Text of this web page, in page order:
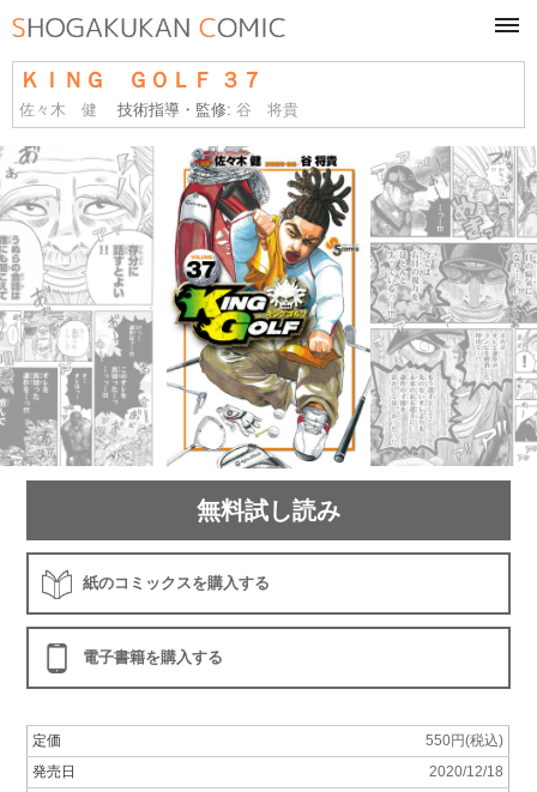
ＫＩＮＧ ＧＯＬＦ ３７
佐々木 健 技術指導・監修:谷 将貴
無料試し読み
紙のコミックスを購入する
電子書籍を購入する
定価
550円(税込)
発売日
2020/12/18